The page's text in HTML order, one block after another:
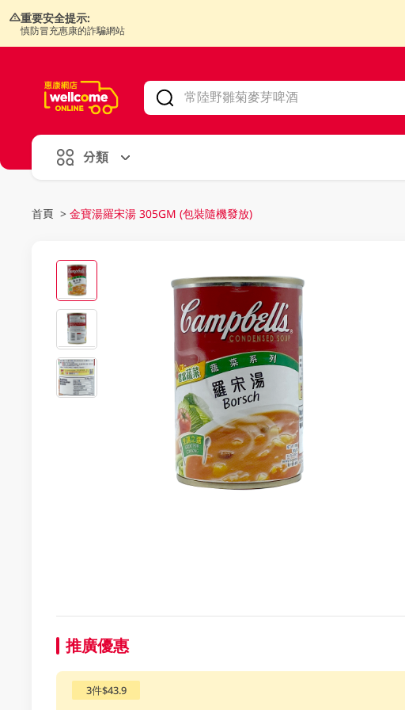
重要安全提示:
慎防冒充惠康的詐騙網站
分類
首頁 > 金寶湯羅宋湯 305GM (包裝隨機發放)
推廣優惠
3件$43.9